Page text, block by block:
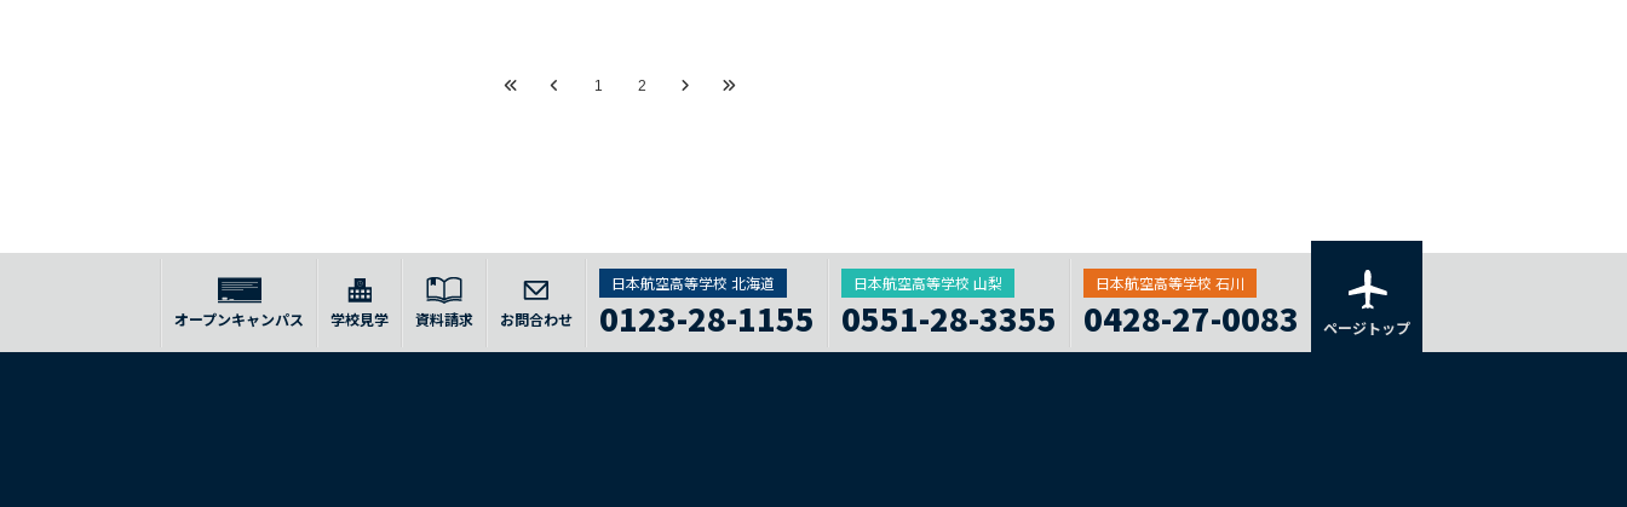
1 2
オープンキャンパス 学校見学 資料請求 お問合わせ
日本航空高等学校 北海道
0123-28-1155
日本航空高等学校 山梨
0551-28-3355
日本航空高等学校 石川
0428-27-0083 ページトップ